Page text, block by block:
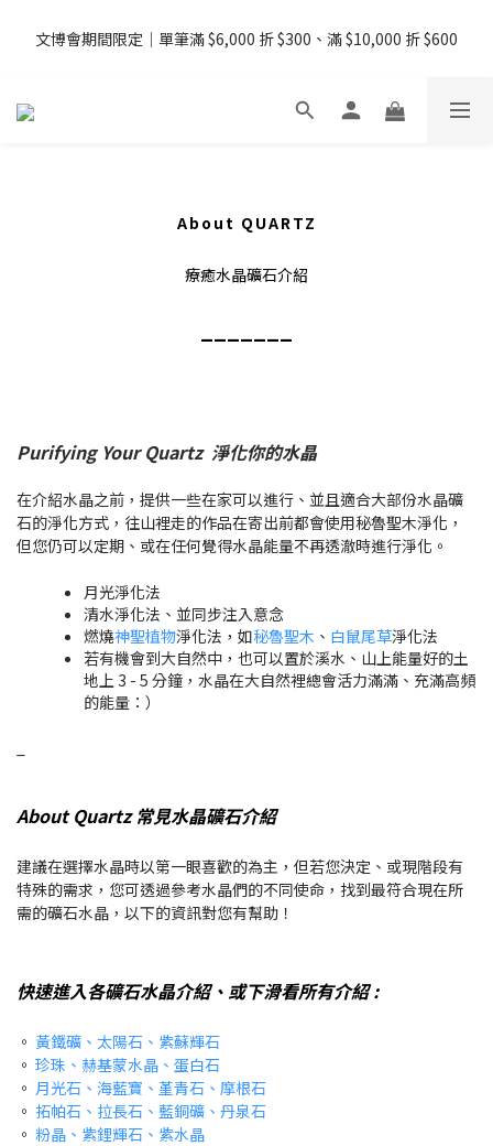
免運
About QUARTZ
療癒水晶礦石介紹
Purifying Your Quartz 淨化你的水晶
在介紹水晶之前，提供一些在家可以進行、並且適合大部份水晶礦
石的淨化方式，往山裡走的作品在寄出前都會使用秘魯聖木淨化，
但您仍可以定期、或在任何覺得水晶能量不再透澈時進行淨化。
月光淨化法
清水淨化法、並同步注入意念
燃燒神聖植物淨化法，如秘魯聖木 、 白鼠尾草淨化法
若有機會到大自然中，也可以置於溪水、山上能量好的土
地上 3 - 5 分鐘，水晶在大自然裡總會活力滿滿、充滿高頻
的能量：）
About Quartz 常見水晶礦石介紹
建議在選擇水晶時以第一眼喜歡的為主，但若您決定、或現階段有
特殊的需求，您可透過參考水晶們的不同使命，找到最符合現在所
需的礦石水晶，以下的資訊對您有幫助！
快速進入各礦石水晶介紹、或下滑看所有介紹 :
。 黃鐵礦、太陽石、紫蘇輝石
。 珍珠、赫基蒙水晶、蛋白石
。 月光石、海藍寶、堇青石、摩根石
。 拓帕石、拉長石、藍銅礦、丹泉石
。 粉晶、紫鋰輝石、紫水晶